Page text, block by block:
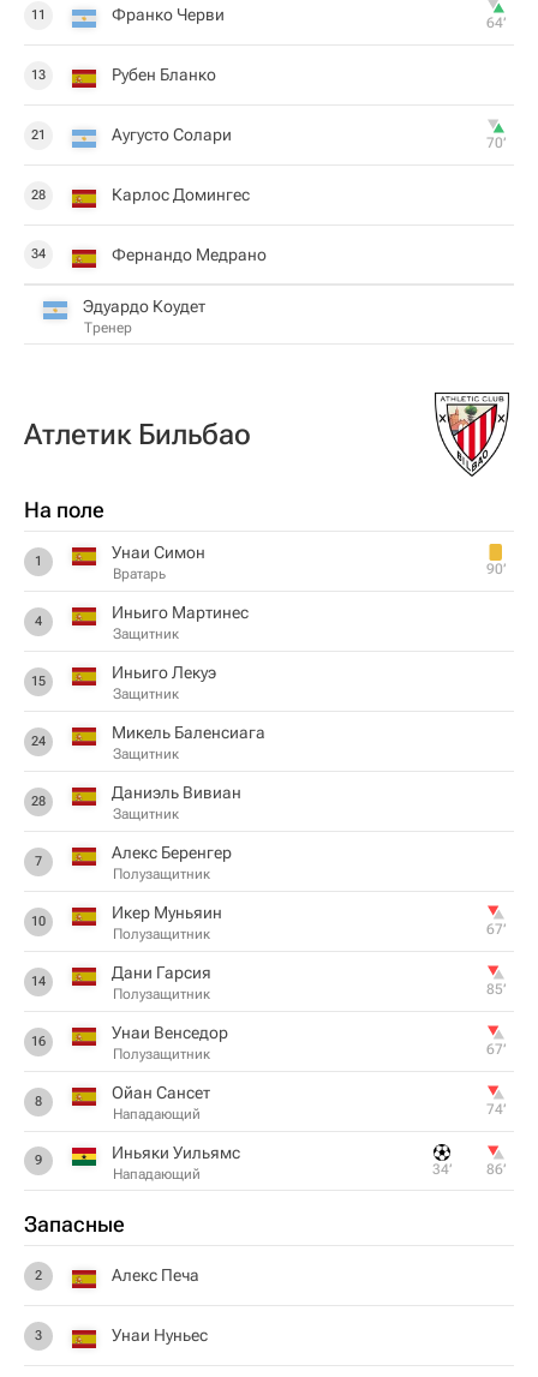
11 Франко Черви 64‎’‎
13 Рубен Бланко
21 Аугусто Солари 70‎’‎
28 Карлос Домингес
34 Фернандо Медрано
Эдуардо Коудет
Тренер
Атлетик Бильбао
На поле
1 Унаи Симон
Вратарь 90‎’‎
4 Иньиго Мартинес
Защитник
15 Иньиго Лекуэ
Защитник
24 Микель Баленсиага
Защитник
28 Даниэль Вивиан
Защитник
7 Алекс Беренгер
Полузащитник
10 Икер Муньяин
Полузащитник 67‎’‎
14 Дани Гарсия
Полузащитник 85‎’‎
16 Унаи Венседор
Полузащитник 67‎’‎
8 Ойан Сансет
Нападающий 74‎’‎
9 Иньяки Уильямс
Нападающий 34‎’‎ 86‎’‎
Запасные
2 Алекс Печа
3 Унаи Нуньес